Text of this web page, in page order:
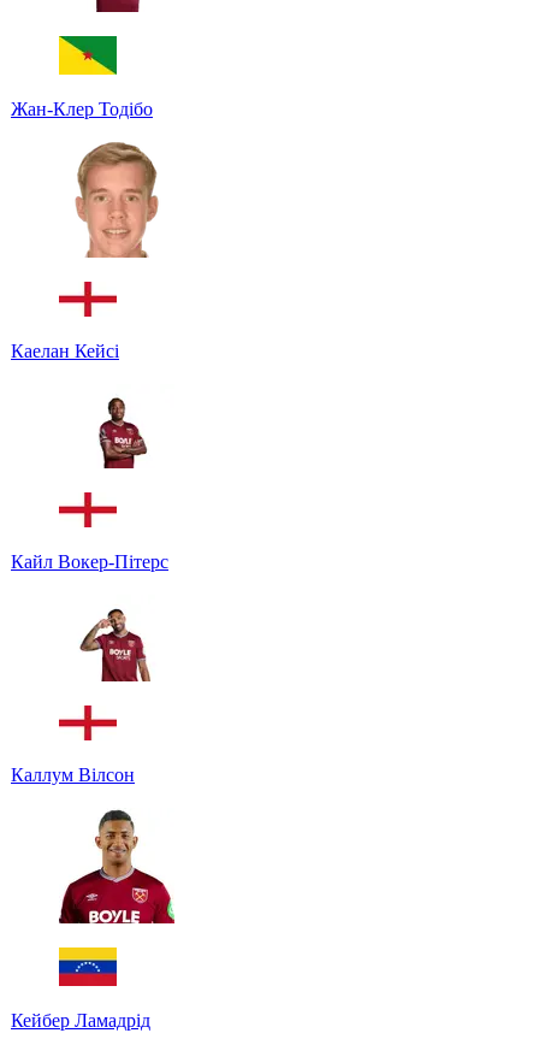
Жан-Клер Тодібо
Каелан Кейсі
Кайл Вокер-Пітерс
Каллум Вілсон
Кейбер Ламадрід